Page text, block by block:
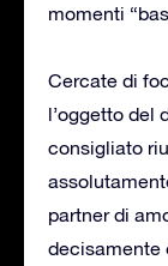
momenti
Cercate di
l’oggetto del
consigliato
partner di
decisamente